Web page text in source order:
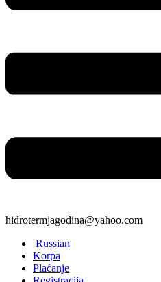
hidrotermjagodina@yahoo.com
Russian
Korpa
Plaćanje